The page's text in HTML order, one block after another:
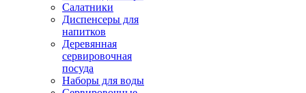
Салатники
Диспенсеры для
напитков
Деревянная
сервировочная
посуда
Наборы для воды